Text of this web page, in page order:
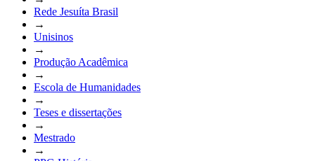
Rede Jesuíta Brasil
→
Unisinos
→
Produção Acadêmica
→
Escola de Humanidades
→
Teses e dissertações
→
Mestrado
→